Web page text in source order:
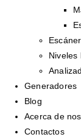
Niveles
Generadores
Blog
Acerca de
Contactos